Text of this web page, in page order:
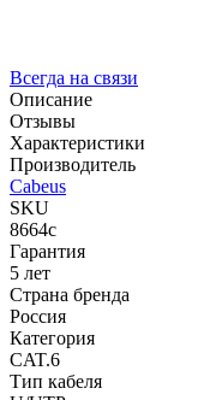
Всегда на связи
Описание
Отзывы
Характеристики
Производитель
Cabeus
SKU
8664c
Гарантия
5 лет
Страна бренда
Россия
Категория
CAT.6
Тип кабеля